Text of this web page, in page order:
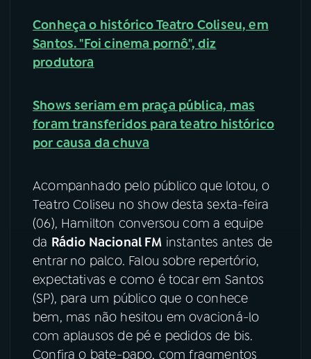
Instagram X
TikTok
Conheça o histórico Teatro Coliseu, em
Santos. "Foi cinema pornô", diz
produtora
Shows seriam em praça pública, mas
foram transferidos para teatro histórico
por causa da chuva
Acompanhado pelo público que lotou, o
Teatro Coliseu no show desta sexta-feira
(06), Hamilton conversou com a equipe
da Rádio Nacional FM instantes antes de
entrar no palco. Falou sobre repertório,
expectativas e como é tocar em Santos
(SP), para um público que o conhece
bem, mas não hesitou em ovacioná-lo
com aplausos de pé e pedidos de bis.
Confira o bate-papo, com fragmentos